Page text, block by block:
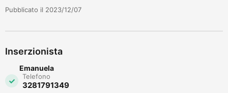
Pubblicato il 2023/12/07
Inserzionista
Emanuela
Telefono
3281791349